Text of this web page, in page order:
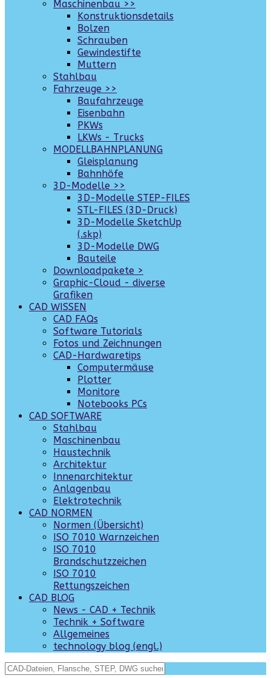
Maschinenbau >>
Konstruktionsdetails
Bolzen
Schrauben
Gewindestifte
Muttern
Stahlbau
Fahrzeuge >>
Baufahrzeuge
Eisenbahn
PKWs
LKWs - Trucks
MODELLBAHNPLANUNG
Gleisplanung
Bahnhöfe
3D-Modelle >>
3D-Modelle STEP-FILES
STL-FILES (3D-Druck)
3D-Modelle SketchUp
(.skp)
3D-Modelle DWG
Bauteile
Downloadpakete >
Graphic-Cloud - diverse
Grafiken
CAD WISSEN
CAD FAQs
Software Tutorials
Fotos und Zeichnungen
CAD-Hardwaretips
Computermäuse
Plotter
Monitore
Notebooks PCs
CAD SOFTWARE
Stahlbau
Maschinenbau
Haustechnik
Architektur
Innenarchitektur
Anlagenbau
Elektrotechnik
CAD NORMEN
Normen (Übersicht)
ISO 7010 Warnzeichen
ISO 7010
Brandschutzzeichen
ISO 7010
Rettungszeichen
CAD BLOG
News - CAD + Technik
Technik + Software
Allgemeines
technology blog (engl.)